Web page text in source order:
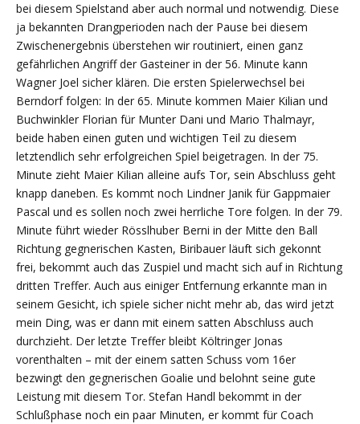
bei diesem Spielstand aber auch normal und notwendig. Diese
ja bekannten Drangperioden nach der Pause bei diesem
Zwischenergebnis überstehen wir routiniert, einen ganz
gefährlichen Angriff der Gasteiner in der 56. Minute kann
Wagner Joel sicher klären. Die ersten Spielerwechsel bei
Berndorf folgen: In der 65. Minute kommen Maier Kilian und
Buchwinkler Florian für Munter Dani und Mario Thalmayr,
beide haben einen guten und wichtigen Teil zu diesem
letztendlich sehr erfolgreichen Spiel beigetragen. In der 75.
Minute zieht Maier Kilian alleine aufs Tor, sein Abschluss geht
knapp daneben. Es kommt noch Lindner Janik für Gappmaier
Pascal und es sollen noch zwei herrliche Tore folgen. In der 79.
Minute führt wieder Rösslhuber Berni in der Mitte den Ball
Richtung gegnerischen Kasten, Biribauer läuft sich gekonnt
frei, bekommt auch das Zuspiel und macht sich auf in Richtung
dritten Treffer. Auch aus einiger Entfernung erkannte man in
seinem Gesicht, ich spiele sicher nicht mehr ab, das wird jetzt
mein Ding, was er dann mit einem satten Abschluss auch
durchzieht. Der letzte Treffer bleibt Költringer Jonas
vorenthalten – mit der einem satten Schuss vom 16er
bezwingt den gegnerischen Goalie und belohnt seine gute
Leistung mit diesem Tor. Stefan Handl bekommt in der
Schlußphase noch ein paar Minuten, er kommt für Coach